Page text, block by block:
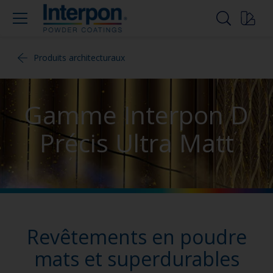
Produits architecturaux
Gamme Interpon D
Précis Ultra Matt
Revêtements en poudre
mats et superdurables